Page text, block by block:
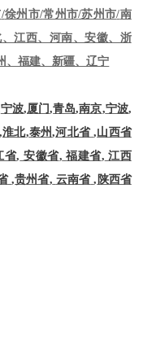
/徐州市/常州市/苏州市/南
江西、河南、安徽、浙
、福建、新疆、辽宁
宁波,厦门,青岛,南京,宁波,
,淮北,泰州,河北省 ,山西省
省, 安徽省, 福建省, 江西
,贵州省, 云南省 , 陕西省